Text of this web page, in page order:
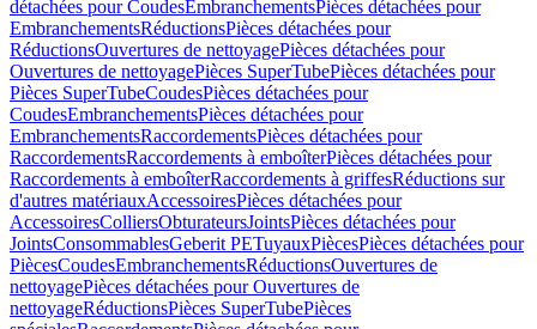
détachées pour CoudesEmbranchementsPièces détachées pour
EmbranchementsRéductionsPièces détachées pour
RéductionsOuvertures de nettoyagePièces détachées pour
Ouvertures de nettoyagePièces SuperTubePièces détachées pour
Pièces SuperTubeCoudesPièces détachées pour
CoudesEmbranchementsPièces détachées pour
EmbranchementsRaccordementsPièces détachées pour
RaccordementsRaccordements à emboîterPièces détachées pour
Raccordements à emboîterRaccordements à griffesRéductions sur
d'autres matériauxAccessoiresPièces détachées pour
AccessoiresColliersObturateursJointsPièces détachées pour
JointsConsommablesGeberit PETuyauxPiècesPièces détachées pour
PiècesCoudesEmbranchementsRéductionsOuvertures de
nettoyagePièces détachées pour Ouvertures de
nettoyageRéductionsPièces SuperTubePièces